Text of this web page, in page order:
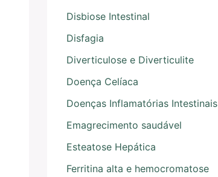
Disbiose Intestinal
Disfagia
Diverticulose e Diverticulite
Doença Celíaca
Doenças Inflamatórias Intestinais
Emagrecimento saudável
Esteatose Hepática
Ferritina alta e hemocromatose